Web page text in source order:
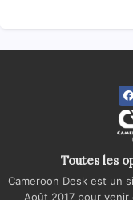
Toutes les
Cameroon Desk est un
Août 2017 pour